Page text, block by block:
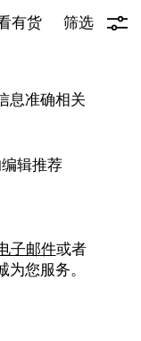
有货 筛选
息准确相关
辑推荐
子邮件或者
为您服务。